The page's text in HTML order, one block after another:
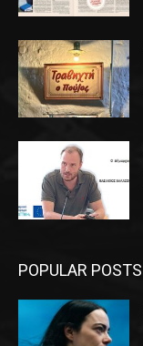
POPULAR POSTS